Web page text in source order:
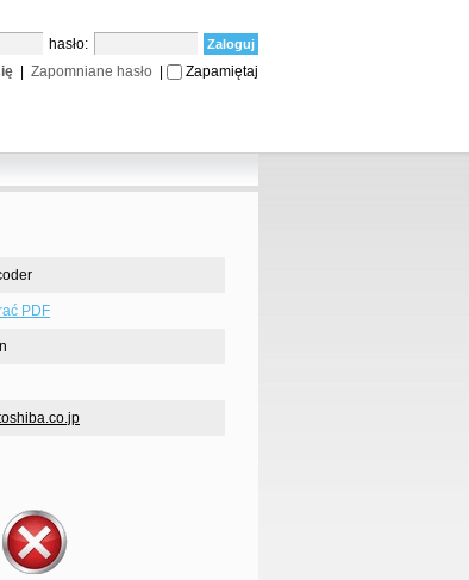
hasło:
Zapomniane hasło Zapamiętaj
PDF